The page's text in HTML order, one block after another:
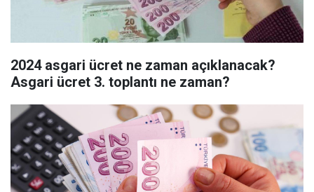
2024 asgari ücret ne zaman açıklanacak?
Asgari ücret 3. toplantı ne zaman?